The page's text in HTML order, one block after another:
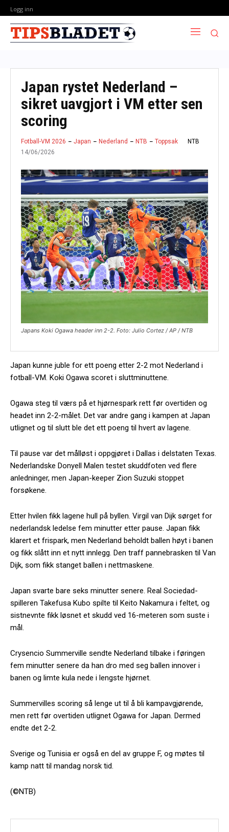
Logg inn
Japan rystet Nederland –
sikret uavgjort i VM etter sen
scoring
Fotball-VM 2026 Japan Nederland NTB Toppsak
NTB
14/06/2026
Japans Koki Ogawa header inn 2-2. Foto: Julio Cortez / AP / NTB
Japan kunne juble for ett poeng etter 2-2 mot Nederland i
fotball-VM. Koki Ogawa scoret i sluttminuttene.
Ogawa steg til værs på et hjørnespark rett før overtiden og
headet inn 2-2-målet. Det var andre gang i kampen at Japan
utlignet og til slutt ble det ett poeng til hvert av lagene.
Til pause var det målløst i oppgjøret i Dallas i delstaten Texas.
Nederlandske Donyell Malen testet skuddfoten ved flere
anledninger, men Japan-keeper Zion Suzuki stoppet
forsøkene.
Etter hvilen fikk lagene hull på byllen. Virgil van Dijk sørget for
nederlandsk ledelse fem minutter etter pause. Japan fikk
klarert et frispark, men Nederland beholdt ballen høyt i banen
og fikk slått inn et nytt innlegg. Den traff pannebrasken til Van
Dijk, som fikk stanget ballen i nettmaskene.
Japan svarte bare seks minutter senere. Real Sociedad-
spilleren Takefusa Kubo spilte til Keito Nakamura i feltet, og
sistnevnte fikk løsnet et skudd ved 16-meteren som suste i
mål.
Crysencio Summerville sendte Nederland tilbake i føringen
fem minutter senere da han dro med seg ballen innover i
banen og limte kula nede i lengste hjørnet.
Summervilles scoring så lenge ut til å bli kampavgjørende,
men rett før overtiden utlignet Ogawa for Japan. Dermed
endte det 2-2.
Sverige og Tunisia er også en del av gruppe F, og møtes til
kamp natt til mandag norsk tid.
(©NTB)